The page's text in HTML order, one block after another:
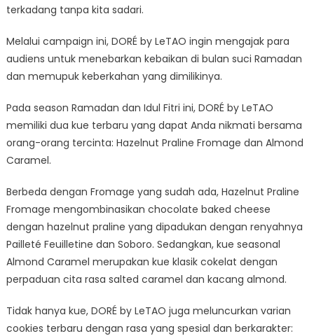
terkadang tanpa kita sadari.
Melalui campaign ini, DORÉ by LeTAO ingin mengajak para
audiens untuk menebarkan kebaikan di bulan suci Ramadan
dan memupuk keberkahan yang dimilikinya.
Pada season Ramadan dan Idul Fitri ini, DORÉ by LeTAO
memiliki dua kue terbaru yang dapat Anda nikmati bersama
orang-orang tercinta: Hazelnut Praline Fromage dan Almond
Caramel.
Berbeda dengan Fromage yang sudah ada, Hazelnut Praline
Fromage mengombinasikan chocolate baked cheese
dengan hazelnut praline yang dipadukan dengan renyahnya
Pailleté Feuilletine dan Soboro. Sedangkan, kue seasonal
Almond Caramel merupakan kue klasik cokelat dengan
perpaduan cita rasa salted caramel dan kacang almond.
Tidak hanya kue, DORÉ by LeTAO juga meluncurkan varian
cookies terbaru dengan rasa yang spesial dan berkarakter: